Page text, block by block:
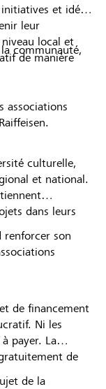
et idées
leur
local et
de manière
communauté,
associations
culturelle,
et national.
dans leurs
renforcer son
de financement
Ni les
payer. La
de
de la